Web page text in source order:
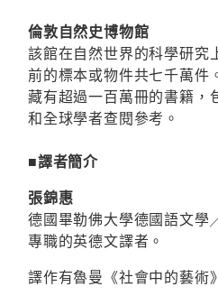
倫敦自然史博物館
該館在自然世界的科學研究
前的標本或物件共七千萬件
藏有超過一百萬冊的書籍，
和全球學者查閱參考。
■譯者簡介
張錦惠
德國畢勒佛大學德國語文
專職的英德文譯者。
譯作有魯曼《社會中的藝術